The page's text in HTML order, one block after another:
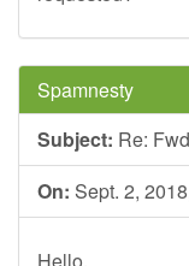
Spamnesty
Subject: Re:
On: Sept. 2,